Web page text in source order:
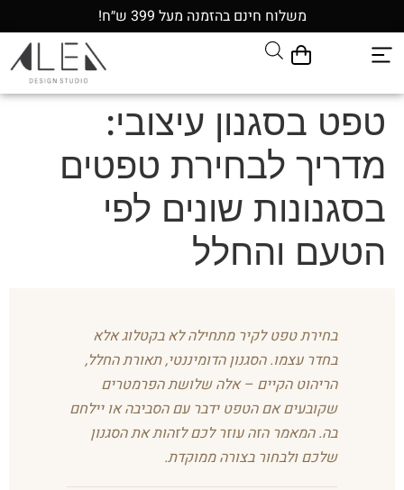
משלוח חינם בהזמנה מעל 399 ש״ח!
טפט בסגנון עיצובי:
מדריך לבחירת טפטים
בסגנונות שונים לפי
הטעם והחלל
בחירת טפט לקיר מתחילה לא בקטלוג אלא
בחדר עצמו. הסגנון הדומיננטי, תאורת החלל,
הריהוט הקיים – אלה שלושת הפרמטרים
שקובעים אם הטפט ידבר עם הסביבה או יילחם
בה. המאמר הזה עוזר לכם לזהות את הסגנון
שלכם ולבחור בצורה ממוקדת.